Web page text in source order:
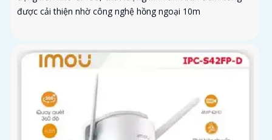
được cải thiện nhờ công nghệ hồng ngoại 10m